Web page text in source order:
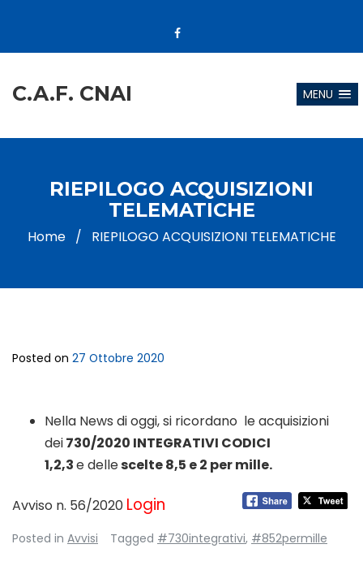
C.A.F. CNAI MENU
RIEPILOGO ACQUISIZIONI
TELEMATICHE
Home/ RIEPILOGO ACQUISIZIONI TELEMATICHE
Posted on 27 Ottobre 2020
Nella News di oggi, si ricordano le acquisizioni
dei730/2020 INTEGRATIVI CODICI
1,2,3e dellescelte 8,5 e 2 per mille.
Avviso n. 56/2020 Login
Posted in Avvisi Tagged #730integrativi, #852permille